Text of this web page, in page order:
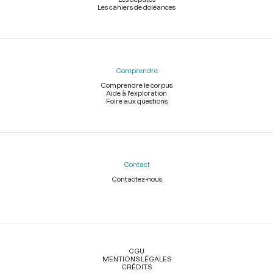
Les cahiers de doléances
Comprendre
Comprendre le corpus
Aide à l'exploration
Foire aux questions
Contact
Contactez-nous
Légal
CGU
MENTIONS LÉGALES
CRÉDITS